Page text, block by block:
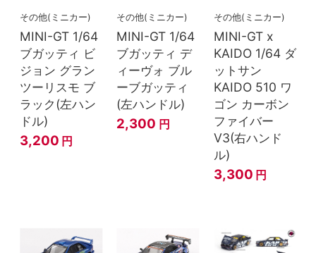
その他(ミニカー)
MINI-GT 1/64
ブガッティ ビ
ジョン グラン
ツーリスモ ブ
ラック(左ハン
ドル)
3,200 円
その他(ミニカー)
MINI-GT 1/64
ブガッティ デ
ィーヴォ ブル
ーブガッティ
(左ハンドル)
2,300 円
その他(ミニカー)
MINI-GT x
KAIDO 1/64 ダ
ットサン
KAIDO 510 ワ
ゴン カーボン
ファイバー
V3(右ハンド
ル)
3,300 円